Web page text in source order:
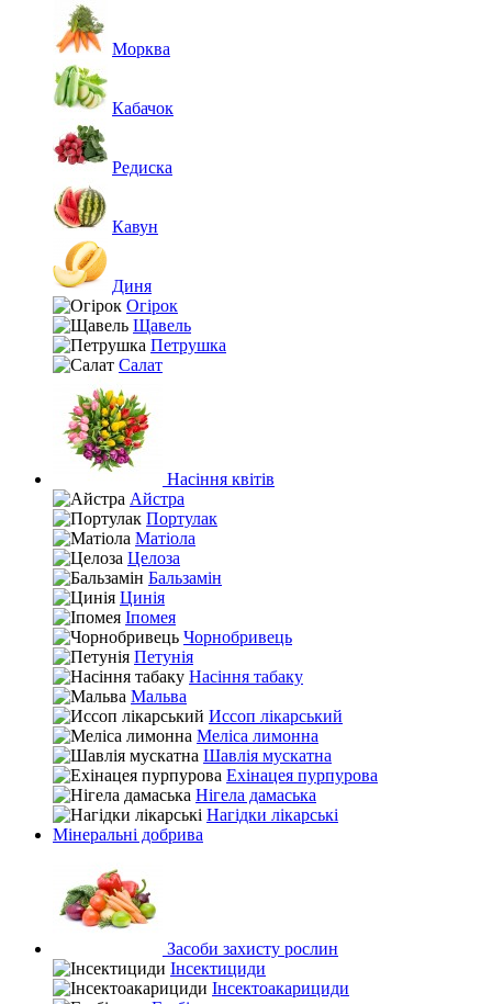
Морква
Кабачок
Редиска
Кавун
Диня
Огірок
Щавель
Петрушка
Салат
Насіння квітів
Айстра
Портулак
Матіола
Целоза
Бальзамін
Цинія
Іпомея
Чорнобривець
Петунія
Насіння табаку
Мальва
Иссоп лікарський
Меліса лимонна
Шавлія мускатна
Ехінацея пурпурова
Нігела дамаська
Нагідки лікарські
Мінеральні добрива
Засоби захисту рослин
Інсектициди
Інсектоакарициди